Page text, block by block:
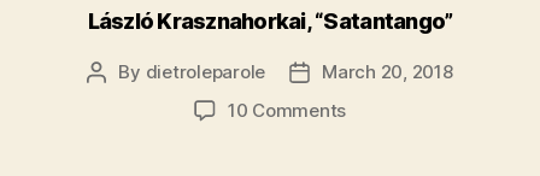
László Krasznahorkai, “Satantango”
Post
By dietroleparole
Post
date
March 20, 2018
10 Commentson